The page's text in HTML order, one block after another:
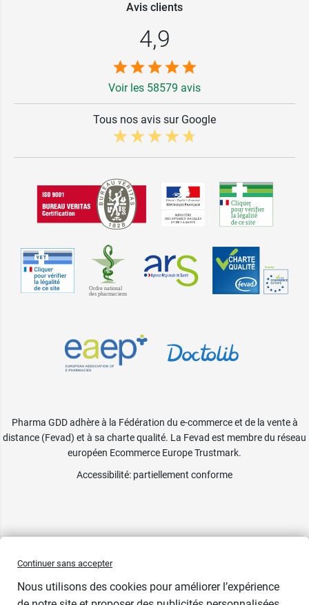
Avis clients
4,9
Voir les 58579 avis
Tous nos avis sur Google
Pharma GDD adhère à la Fédération du e-commerce et de la vente à
distance (Fevad) et à sa charte qualité. La Fevad est membre du réseau
européen Ecommerce Europe Trustmark.
Accessibilité: partiellement conforme
Continuer sans accepter
Nous utilisons des cookies pour améliorer l’expérience